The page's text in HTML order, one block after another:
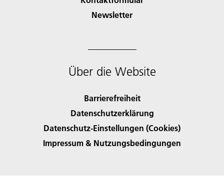
Newsletter
Über die Website
Barrierefreiheit
Datenschutzerklärung
Datenschutz-Einstellungen (Cookies)
Impressum & Nutzungsbedingungen